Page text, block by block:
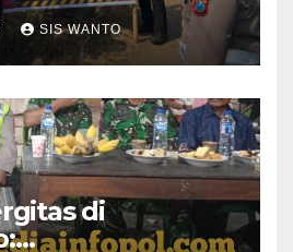
Kecelakaan
SIS WANTO
di